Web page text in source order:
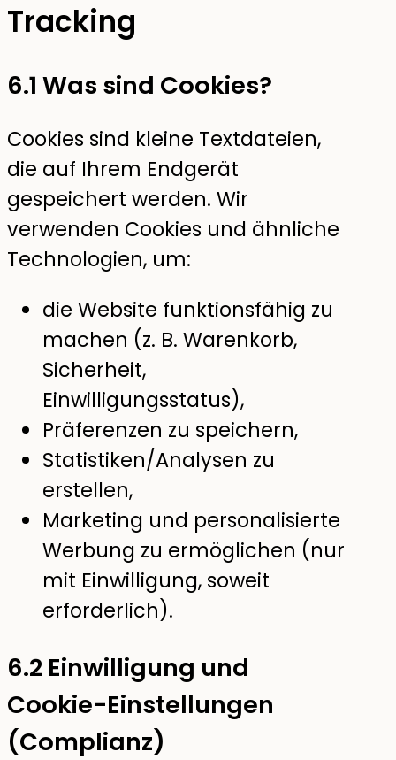
Tracking
6.1 Was sind Cookies?
Cookies sind kleine Textdateien,
die auf Ihrem Endgerät
gespeichert werden. Wir
verwenden Cookies und ähnliche
Technologien, um:
die Website funktionsfähig zu
machen (z. B. Warenkorb,
Sicherheit,
Einwilligungsstatus),
Präferenzen zu speichern,
Statistiken/Analysen zu
erstellen,
Marketing und personalisierte
Werbung zu ermöglichen (nur
mit Einwilligung, soweit
erforderlich).
6.2 Einwilligung und
Cookie-Einstellungen
(Complianz)